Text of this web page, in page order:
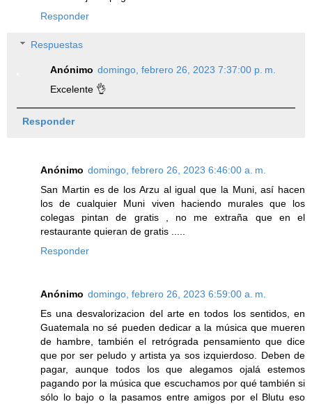
Responder
Respuestas
Anónimo domingo, febrero 26, 2023 7:37:00 p. m.
Excelente 👌
Responder
Anónimo domingo, febrero 26, 2023 6:46:00 a. m.
San Martin es de los Arzu al igual que la Muni, así hacen
los de cualquier Muni viven haciendo murales que los
colegas pintan de gratis , no me extraña que en el
restaurante quieran de gratis .....
Responder
Anónimo domingo, febrero 26, 2023 6:59:00 a. m.
Es una desvalorizacion del arte en todos los sentidos, en
Guatemala no sé pueden dedicar a la música que mueren
de hambre, también el retrógrada pensamiento que dice
que por ser peludo y artista ya sos izquierdoso. Deben de
pagar, aunque todos los que alegamos ojalá estemos
pagando por la música que escuchamos por qué también si
sólo lo bajo o la pasamos entre amigos por el Blutu eso